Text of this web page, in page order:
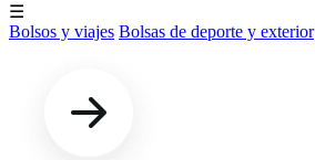
☰
Bolsos y viajes Bolsas de deporte y exterior